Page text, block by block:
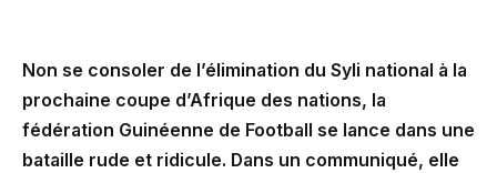
Non se consoler de l’élimination du Syli national à la
prochaine coupe d’Afrique des nations, la
fédération Guinéenne de Football se lance dans une
bataille rude et ridicule. Dans un communiqué, elle